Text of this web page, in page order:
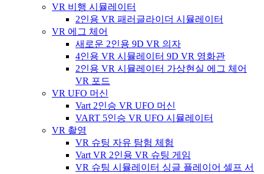
VR 비행 시뮬레이터
2인용 VR 패러글라이더 시뮬레이터
VR 에그 체어
새로운 2인용 9D VR 의자
4인용 VR 시뮬레이터 9D VR 영화관
2인용 VR 시뮬레이터 가상현실 에그 체어
VR 포드
VR UFO 머신
Vart 2인승 VR UFO 머신
VART 5인승 VR UFO 시뮬레이터
VR 촬영
VR 슈팅 자유 탐험 체험
Vart VR 2인용 VR 슈팅 게임
VR 슈팅 시뮬레이터 싱글 플레이어 셀프 서